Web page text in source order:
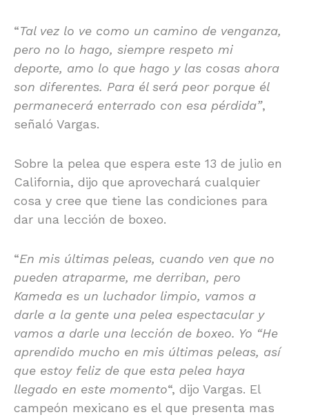
“Tal vez lo ve como un camino de venganza,
pero no lo hago, siempre respeto mi
deporte, amo lo que hago y las cosas ahora
son diferentes. Para él será peor porque él
permanecerá enterrado con esa pérdida”,
señaló Vargas.
Sobre la pelea que espera este 13 de julio en
California, dijo que aprovechará cualquier
cosa y cree que tiene las condiciones para
dar una lección de boxeo.
“En mis últimas peleas, cuando ven que no
pueden atraparme, me derriban, pero
Kameda es un luchador limpio, vamos a
darle a la gente una pelea espectacular y
vamos a darle una lección de boxeo. Yo “He
aprendido mucho en mis últimas peleas, así
que estoy feliz de que esta pelea haya
llegado en este momento“, dijo Vargas. El
campeón mexicano es el que presenta mas